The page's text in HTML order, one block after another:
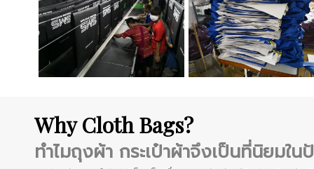
Why Cloth Bags?
ทำไมถุงผ้า กระเป๋าผ้าจึงเป็นที่นิยมใ